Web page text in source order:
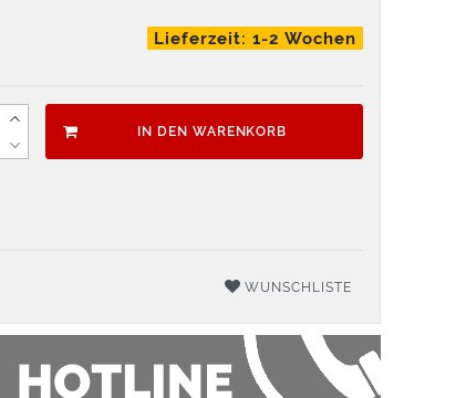
Lieferzeit: 1-2 Wochen
IN DEN WARENKORB
WUNSCHLISTE